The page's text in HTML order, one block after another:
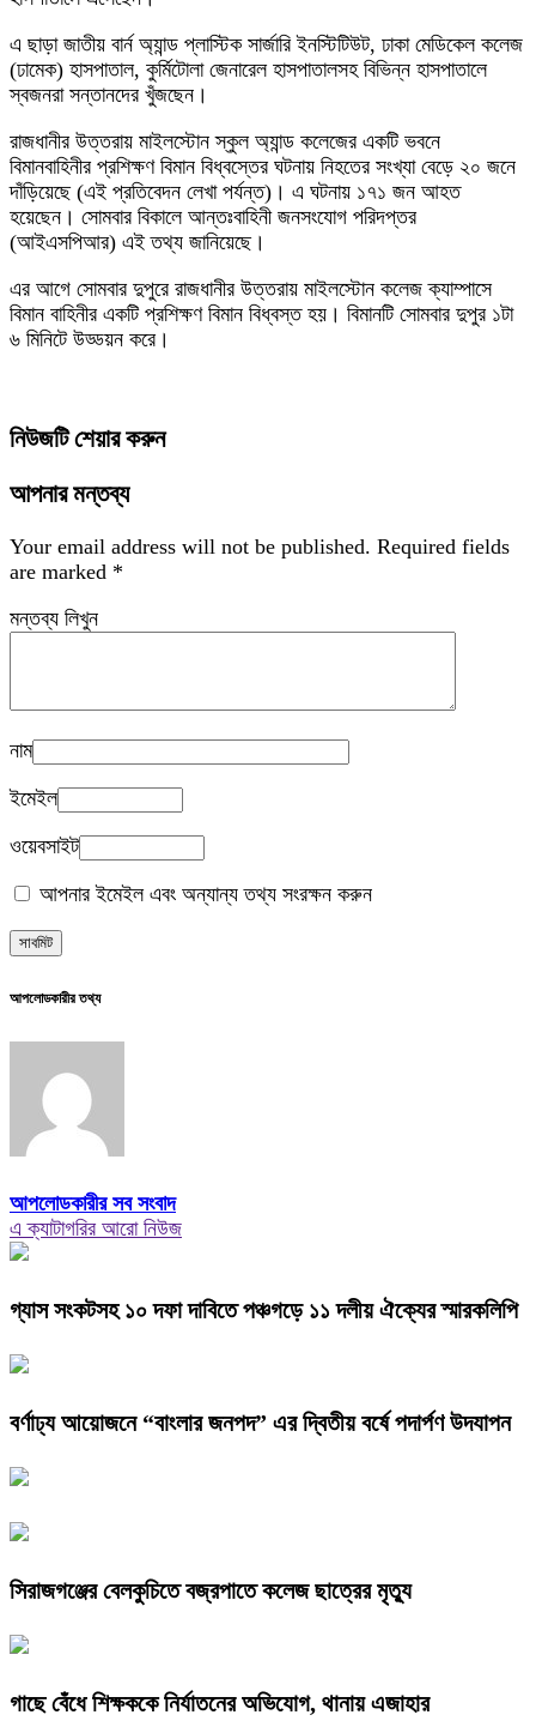
এ ছাড়া জাতীয় বার্ন অ্যান্ড প্লাস্টিক সার্জারি ইনস্টিটিউট, ঢাকা মেডিকেল কলেজ
(ঢামেক) হাসপাতাল, কুর্মিটোলা জেনারেল হাসপাতালসহ বিভিন্ন হাসপাতালে
স্বজনরা সন্তানদের খুঁজছেন।
রাজধানীর উত্তরায় মাইলস্টোন স্কুল অ্যান্ড কলেজের একটি ভবনে
বিমানবাহিনীর প্রশিক্ষণ বিমান বিধ্বস্তের ঘটনায় নিহতের সংখ্যা বেড়ে ২০ জনে
দাঁড়িয়েছে (এই প্রতিবেদন লেখা পর্যন্ত)। এ ঘটনায় ১৭১ জন আহত
হয়েছেন। সোমবার বিকালে আন্তঃবাহিনী জনসংযোগ পরিদপ্তর
(আইএসপিআর) এই তথ্য জানিয়েছে।
এর আগে সোমবার দুপুরে রাজধানীর উত্তরায় মাইলস্টোন কলেজ ক্যাম্পাসে
বিমান বাহিনীর একটি প্রশিক্ষণ বিমান বিধ্বস্ত হয়। বিমানটি সোমবার দুপুর ১টা
৬ মিনিটে উড্ডয়ন করে।
নিউজটি শেয়ার করুন
আপনার মন্তব্য
Your email address will not be published. Required fields
are marked *
মন্তব্য লিখুন
নাম
ইমেইল
ওয়েবসাইট
আপনার ইমেইল এবং অন্যান্য তথ্য সংরক্ষন করুন
আপলোডকারীর তথ্য
আপলোডকারীর সব সংবাদ
এ ক্যাটাগরির আরো নিউজ
গ্যাস সংকটসহ ১০ দফা দাবিতে পঞ্চগড়ে ১১ দলীয় ঐক্যের স্মারকলিপি
বর্ণাঢ্য আয়োজনে “বাংলার জনপদ” এর দ্বিতীয় বর্ষে পদার্পণ উদযাপন
সিরাজগঞ্জের বেলকুচিতে বজ্রপাতে কলেজ ছাত্রের মৃত্যু
গাছে বেঁধে শিক্ষককে নির্যাতনের অভিযোগ, থানায় এজাহার